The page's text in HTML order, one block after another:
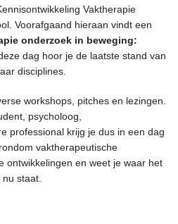
Vaktherapie
Voorafgaand hieraan vindt een
onderzoek in beweging:
deze dag hoor je de laatste stand van
disciplines.
workshops, pitches en lezingen.
psycholoog,
professional krijg je dus in een dag
vaktherapeutische
ontwikkelingen en weet je waar het
staat.